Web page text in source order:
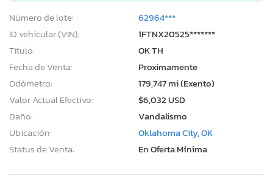
Número de lote:
62964***
ID vehicular (VIN):
1FTNX20525*******
Título:
OK TH
Fecha de Venta:
Proximamente
Odómetro:
179,747 mi (Exento)
Valor Actual Efectivo:
$6,032 USD
Daño:
Vandalismo
Ubicación:
Oklahoma City, OK
Status de Venta:
En Oferta Mínima